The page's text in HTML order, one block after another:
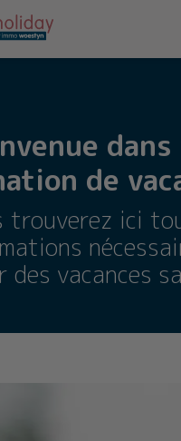
de
trouverez ici
des vacances